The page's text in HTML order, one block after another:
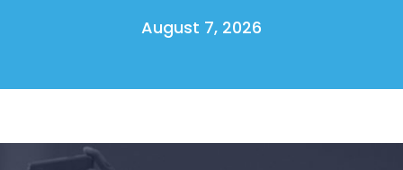
Shop
August 7, 2026